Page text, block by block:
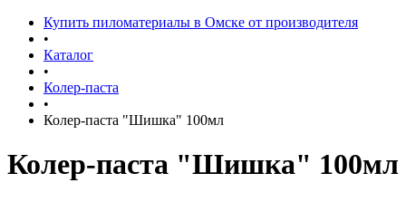
Купить пиломатериалы в Омске от производителя
•
Каталог
•
Колер-паста
•
Колер-паста "Шишка" 100мл
Колер-паста "Шишка" 100мл